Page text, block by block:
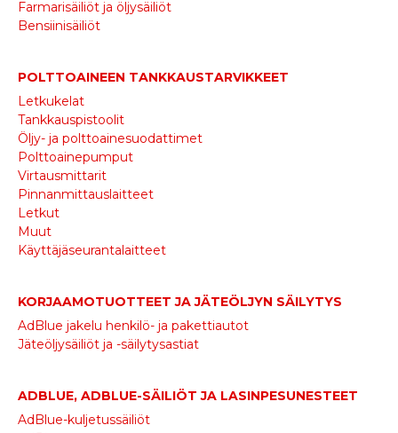
Farmarisäiliöt ja öljysäiliöt
Bensiinisäiliöt
POLTTOAINEEN TANKKAUSTARVIKKEET
Letkukelat
Tankkauspistoolit
Öljy- ja polttoainesuodattimet
Polttoainepumput
Virtausmittarit
Pinnanmittauslaitteet
Letkut
Muut
Käyttäjäseurantalaitteet
KORJAAMOTUOTTEET JA JÄTEÖLJYN SÄILYTYS
AdBlue jakelu henkilö- ja pakettiautot
Jäteöljysäiliöt ja -säilytysastiat
ADBLUE, ADBLUE-SÄILIÖT JA LASINPESUNESTEET
AdBlue-kuljetussäiliöt